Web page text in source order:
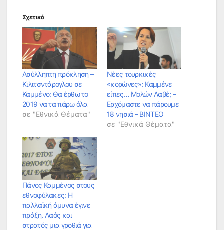
Σχετικά
Ασύλληπτη πρόκληση –
Κιλιτσντάρογλου σε
Καμμένο: Θα έρθω το
2019 να τα πάρω όλα
σε "Εθνικά Θέματα"
Νέες τουρκικές
«κορώνες»: Καμμένε
είπες… Μολών Λαβέ; –
Ερχόμαστε να πάρουμε
18 νησιά – BINTEO
σε "Εθνικά Θέματα"
Πάνος Καμμένος στους
εθνοφύλακες: Η
παλλαϊκή άμυνα έγινε
πράξη. Λαός και
στρατός μια γροθιά για